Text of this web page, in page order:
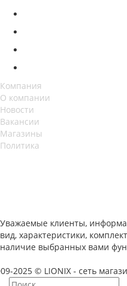
Компания
О компании
Новости
Вакансии
Магазины
Политика
Уважаемые клиенты,
вид, характеристики,
наличие выбранных вами
2025 © LIONIX - сеть